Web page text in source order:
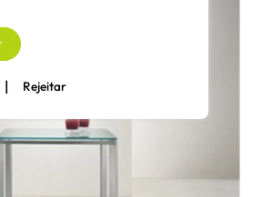
| Rejeitar